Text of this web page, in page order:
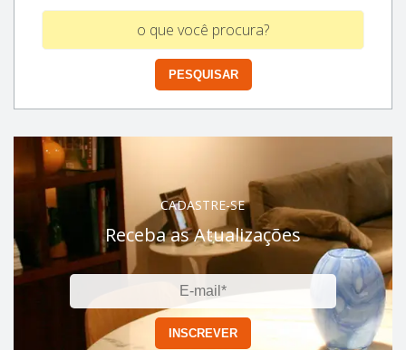
CADASTRE-SE
Receba as Atualizações